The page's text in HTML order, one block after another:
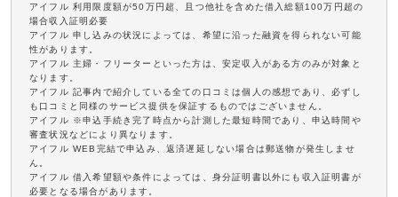
アイフル 利用限度額が50万円超、且つ他社を含めた借入総額100万円超の
場合収入証明必要
アイフル 申し込みの状況によっては、希望に沿った融資を得られない可能
性があります。
アイフル 主婦・フリーターといった方は、安定収入がある方のみが対象と
なります。
アイフル 記事内で紹介している全ての口コミは個人の感想であり、必ずし
も口コミと同様のサービス提供を保証するものではございません。
アイフル ※申込手続き完了時点から計測した最短時間であり、申込時間や
審査状況などにより異なります。
アイフル WEB完結で申込み、返済遅延しない場合は郵送物が発生しませ
ん。
アイフル 借入希望額や条件によっては、身分証明書以外にも収入証明書が
必要となる場合があります。